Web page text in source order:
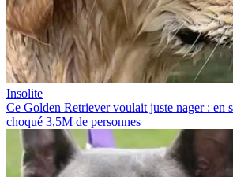
Insolite
Ce Golden Retriever voulait juste nager : en
choqué 3,5M de personnes